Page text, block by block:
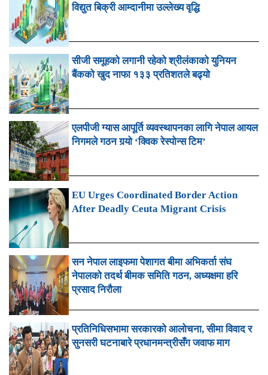
विद्युत बिक्री आम्दानीमा उल्लेख्य वृद्धि
सीजी समूहको लगानी रहेको श्रीलंकाको युनियन
बैंकको खुद नाफा १३३ प्रतिशतले बढ्यो
एलपीजी ग्यास आपूर्ति व्यवस्थापनका लागि नेपाल आयल
निगमले गठन गर्‍यो ‘क्विक रेस्पोन्स टिम’
EU Urges Coordinated Border Action
After Deadly Ceuta Migrant Crisis
सन नेपाल लाइफमा पेशागत बीमा अभिकर्ता संघ
नेपालको तदर्थ बीमक समिति गठन, अध्यक्षमा हरि
प्रसाद निरौला
प्रतिनिधिसभामा सरकारको आलोचना, सीमा विवाद र
सुनसरी घटनाबारे प्रधानमन्त्रीसँग जवाफ माग